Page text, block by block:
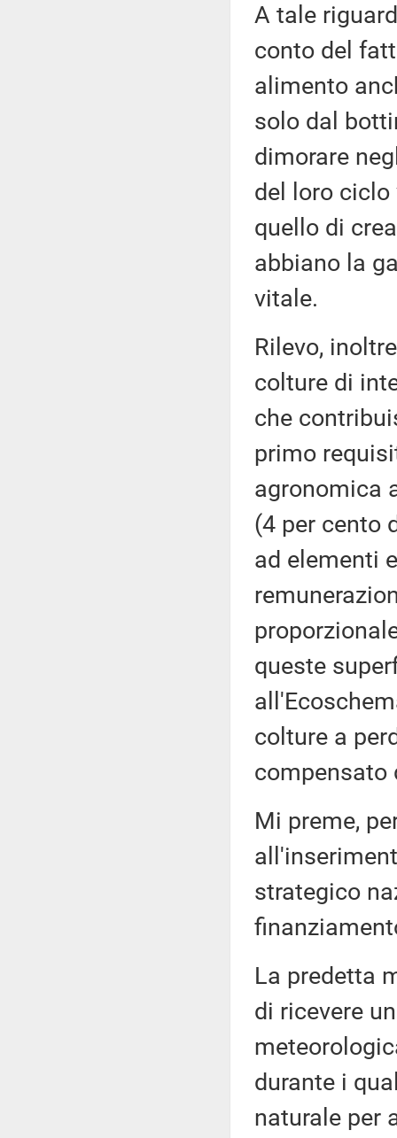
A tale
conto del
alimento
solo dal
dimorare
del loro ciclo
quello di
abbiano la
vitale.
Rilevo,
colture di
che
primo
agronomica
(4 per cento
ad elementi
queste
colture a
compensato
Mi preme,
strategico
La predetta
di ricevere
durante i
naturale per